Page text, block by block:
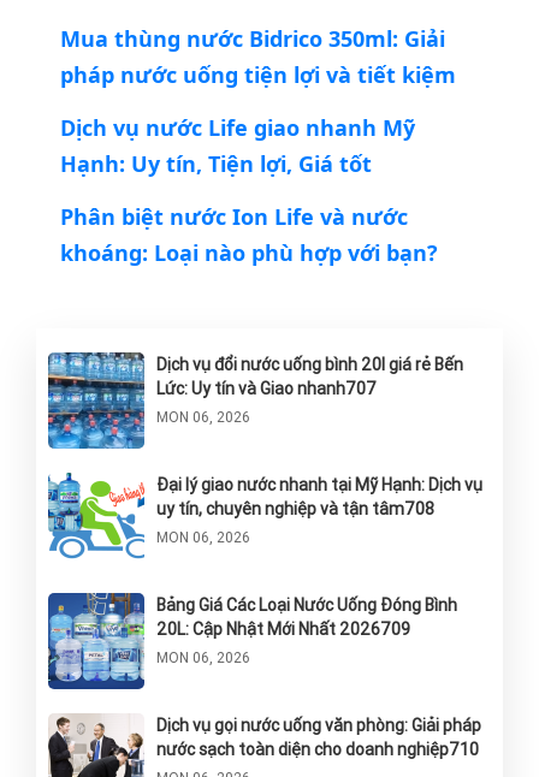
Mua thùng nước Bidrico 350ml: Giải
pháp nước uống tiện lợi và tiết kiệm
Dịch vụ nước Life giao nhanh Mỹ
Hạnh: Uy tín, Tiện lợi, Giá tốt
Phân biệt nước Ion Life và nước
khoáng: Loại nào phù hợp với bạn?
Dịch vụ đổi nước uống bình 20l giá rẻ Bến
Lức: Uy tín và Giao nhanh707
MON 06, 2026
Đại lý giao nước nhanh tại Mỹ Hạnh: Dịch vụ
uy tín, chuyên nghiệp và tận tâm708
MON 06, 2026
Bảng Giá Các Loại Nước Uống Đóng Bình
20L: Cập Nhật Mới Nhất 2026709
MON 06, 2026
Dịch vụ gọi nước uống văn phòng: Giải pháp
nước sạch toàn diện cho doanh nghiệp710